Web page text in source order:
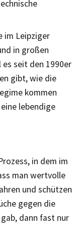
im Leipziger
in großen
seit den 1990er
gibt, wie die
kommen
lebendige
in dem im
man wertvolle
und schützen
gegen die
dann fast nur